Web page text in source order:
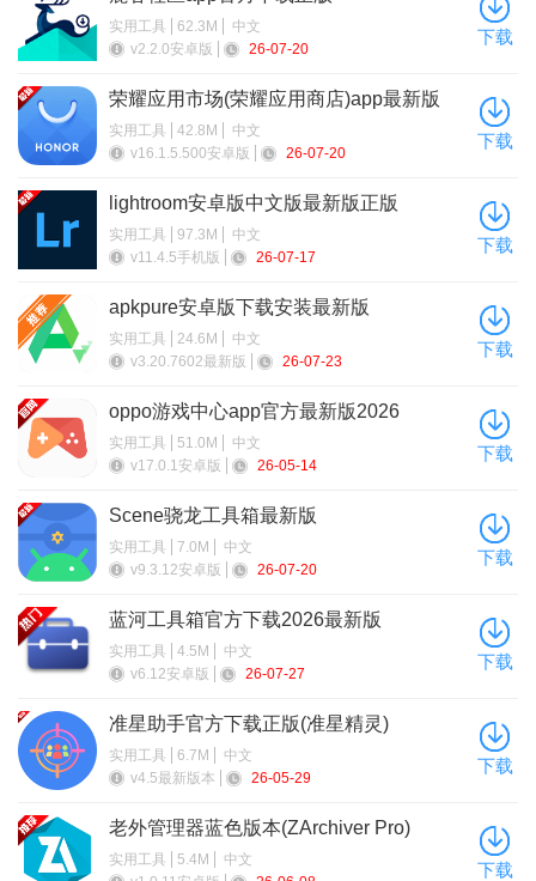
4、解除实名认证并更换新的认证即可。
实用工具 62.3M
中文
v2.2.0安卓版
26-07-20
下载
荣耀应用市场(荣耀应用商店)app最新版
2026
实用工具 42.8M
中文
v16.1.5.500安卓版
26-07-20
下载
lightroom安卓版中文版最新版正版
实用工具 97.3M
中文
v11.4.5手机版
26-07-17
下载
apkpure安卓版下载安装最新版
实用工具 24.6M
中文
v3.20.7602最新版
26-07-23
下载
oppo游戏中心app官方最新版2026
实用工具 51.0M
中文
v17.0.1安卓版
26-05-14
下载
Scene骁龙工具箱最新版
实用工具 7.0M
中文
v9.3.12安卓版
26-07-20
下载
蓝河工具箱官方下载2026最新版
实用工具 4.5M
中文
v6.12安卓版
26-07-27
下载
准星助手官方下载正版(准星精灵)
实用工具 6.7M
中文
v4.5最新版本
26-05-29
下载
老外管理器蓝色版本(ZArchiver Pro)
实用工具 5.4M
中文
下载